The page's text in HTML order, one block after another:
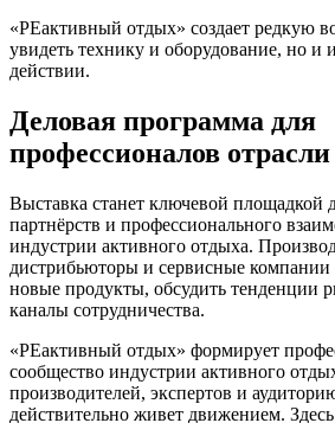
«РЕактивный отдых» создает редкую
увидеть технику и оборудование, но и
действии.
Деловая программа для
профессионалов отрасли
Выставка станет ключевой площадкой
партнёрств и профессионального
индустрии активного отдыха.
дистрибьюторы и сервисные компании
новые продукты, обсудить тенденции
каналы сотрудничества.
«РЕактивный отдых» формирует
сообщество индустрии активного
производителей, экспертов и
действительно живет движением.